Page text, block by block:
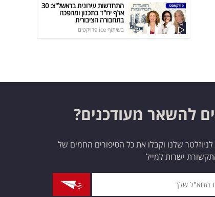
התחדשות עירונית בראשל"צ: 30
אלף יח"ד בתכנון ומהפכה
בתחבורה הציבורית
בשיתוף ice פרויקטים
להשאר מעודכנים?
שלנו וקבלו את כל הסיפורים החמים של
ישרות למייל